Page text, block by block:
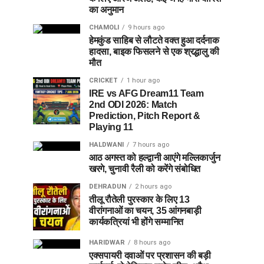
का अनुमान
CHAMOLI 9 hours ago
हेमकुंड साहिब से लौटते वक्त हुआ दर्दनाक
हादसा, बाइक फिसलने से एक श्रद्धालु की
मौत
CRICKET 1 hour ago
IRE vs AFG Dream11 Team
2nd ODI 2026: Match
Prediction, Pitch Report &
Playing 11
HALDWANI 7 hours ago
आठ अगस्त को हल्द्वानी आएंगे मल्लिकार्जुन
खरगे, चुनावी रैली को करेंगे संबोधित
DEHRADUN 2 hours ago
तीलू रौतेली पुरस्कार के लिए 13
वीरांगनाओं का चयन, 35 आंगनबाड़ी
कार्यकत्रियां भी होंगे सम्मानित
HARIDWAR 8 hours ago
एक्सपायरी दवाओं पर प्रशासन की बड़ी